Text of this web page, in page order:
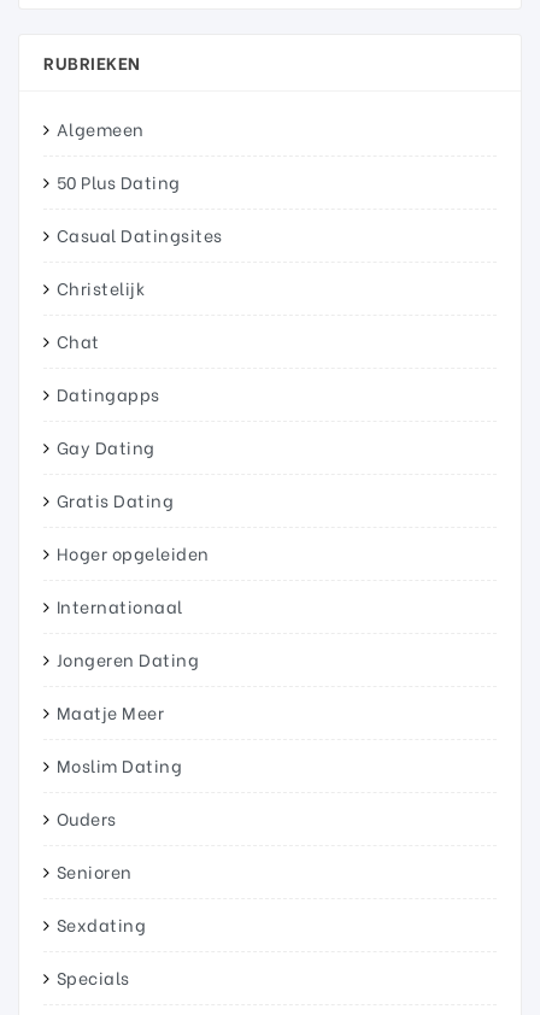
RUBRIEKEN
Algemeen
50 Plus Dating
Casual Datingsites
Christelijk
Chat
Datingapps
Gay Dating
Gratis Dating
Hoger opgeleiden
Internationaal
Jongeren Dating
Maatje Meer
Moslim Dating
Ouders
Senioren
Sexdating
Specials